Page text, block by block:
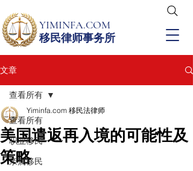
YIMINFA.COM
移民律师事务所
文章
查看所有
职业移民
亲属移民
查看所有
美国遣返再入境的可能性及
策略
Yiminfa.com 移民法律师